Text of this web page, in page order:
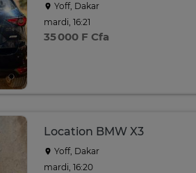
Yoff, Dakar
mardi, 16:21
35 000 F Cfa
Location BMW X3
Yoff, Dakar
mardi, 16:20